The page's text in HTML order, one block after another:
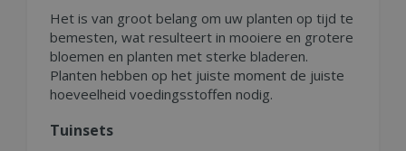
Het is van groot belang om uw planten op tijd te
bemesten, wat resulteert in mooiere en grotere
bloemen en planten met sterke bladeren.
Planten hebben op het juiste moment de juiste
hoeveelheid voedingsstoffen nodig.
Tuinsets